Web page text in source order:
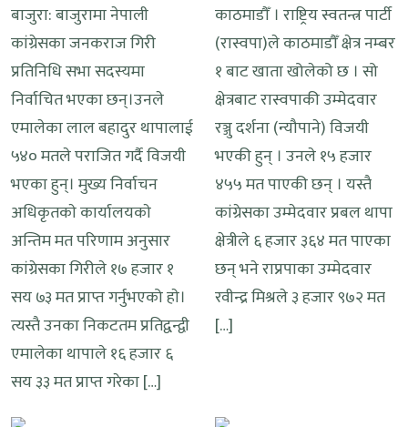
बाजुरा: बाजुरामा नेपाली
कांग्रेसका जनकराज गिरी
प्रतिनिधि सभा सदस्यमा
निर्वाचित भएका छन्।उनले
एमालेका लाल बहादुर थापालाई
५४० मतले पराजित गर्दै विजयी
भएका हुन्। मुख्य निर्वाचन
अधिकृतकाे कार्यालयकाे
अन्तिम मत परिणाम अनुसार
कांग्रेसका गिरीले १७ हजार १
सय ७३ मत प्राप्त गर्नुभएको हाे।
त्यस्तै उनका निकटतम प्रतिद्वन्द्वी
एमालेका थापाले १६ हजार ६
सय ३३ मत प्राप्त गरेका […]
काठमाडौँ । राष्ट्रिय स्वतन्त्र पार्टी
(रास्वपा)ले काठमाडौँ क्षेत्र नम्बर
१ बाट खाता खोलेको छ । सो
क्षेत्रबाट रास्वपाकी उम्मेदवार
रञ्जु दर्शना (न्यौपाने) विजयी
भएकी हुन् । उनले १५ हजार
४५५ मत पाएकी छन् । यस्तै
कांग्रेसका उम्मेदवार प्रबल थापा
क्षेत्रीले ६ हजार ३६४ मत पाएका
छन् भने राप्रपाका उम्मेदवार
रवीन्द्र मिश्रले ३ हजार ९७२ मत
[…]